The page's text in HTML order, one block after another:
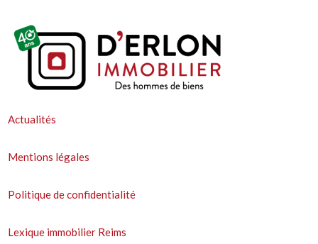
Actualités
Mentions légales
Politique de confidentialité
Lexique immobilier Reims